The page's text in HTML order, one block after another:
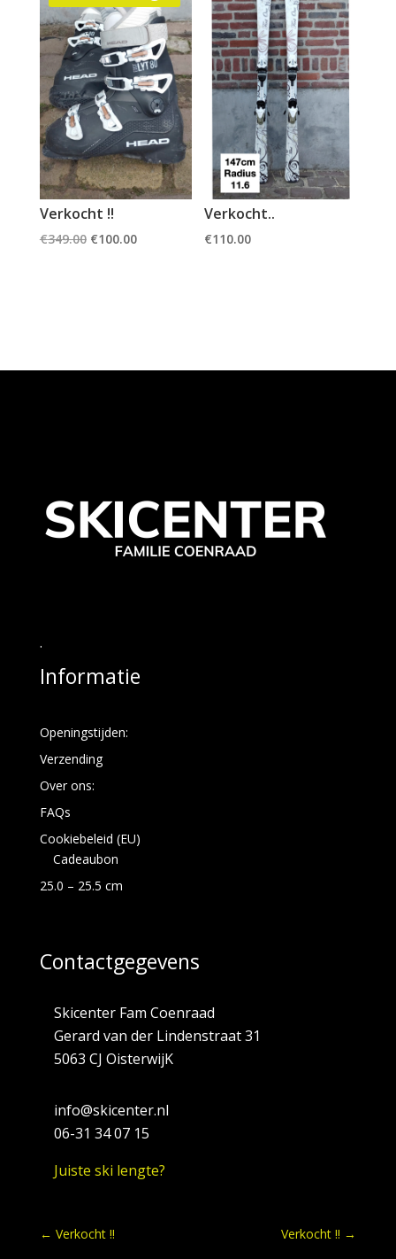
Verkocht !!
€349.00 Oorspronkelijke
€100.00Huidige
Verkocht..
€110.00
.
Informatie
Openingstijden:
Verzending
Over ons:
FAQs
Cookiebeleid (EU)
Cadeaubon
25.0 – 25.5 cm
Contactgegevens
Skicenter Fam Coenraad
Gerard van der Lindenstraat 31
5063 CJ OisterwijK
info@skicenter.nl
06-31 34 07 15
Juiste ski lengte?
← Verkocht !! Verkocht !! →